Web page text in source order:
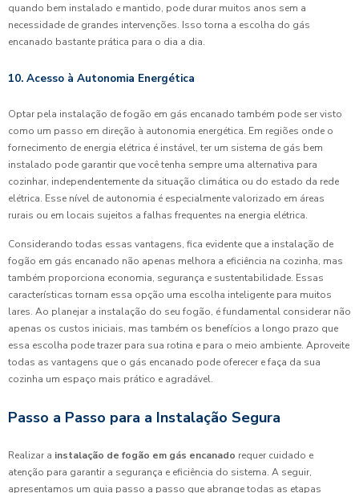
quando bem instalado e mantido, pode durar muitos anos sem a
necessidade de grandes intervenções. Isso torna a escolha do gás
encanado bastante prática para o dia a dia.
10. Acesso à Autonomia Energética
Optar pela instalação de fogão em gás encanado também pode ser visto
como um passo em direção à autonomia energética. Em regiões onde o
fornecimento de energia elétrica é instável, ter um sistema de gás bem
instalado pode garantir que você tenha sempre uma alternativa para
cozinhar, independentemente da situação climática ou do estado da rede
elétrica. Esse nível de autonomia é especialmente valorizado em áreas
rurais ou em locais sujeitos a falhas frequentes na energia elétrica.
Considerando todas essas vantagens, fica evidente que a instalação de
fogão em gás encanado não apenas melhora a eficiência na cozinha, mas
também proporciona economia, segurança e sustentabilidade. Essas
características tornam essa opção uma escolha inteligente para muitos
lares. Ao planejar a instalação do seu fogão, é fundamental considerar não
apenas os custos iniciais, mas também os benefícios a longo prazo que
essa escolha pode trazer para sua rotina e para o meio ambiente. Aproveite
todas as vantagens que o gás encanado pode oferecer e faça da sua
cozinha um espaço mais prático e agradável.
Passo a Passo para a Instalação Segura
Realizar a instalação de fogão em gás encanado requer cuidado e
atenção para garantir a segurança e eficiência do sistema. A seguir,
apresentamos um guia passo a passo que abrange todas as etapas